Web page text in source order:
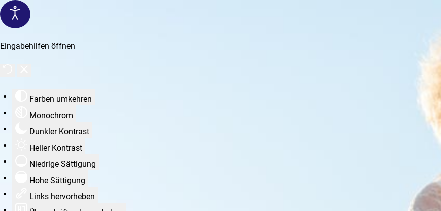
Eingabehilfen öffnen
Farben umkehren
Monochrom
Dunkler Kontrast
Heller Kontrast
Niedrige Sättigung
Hohe Sättigung
Links hervorheben